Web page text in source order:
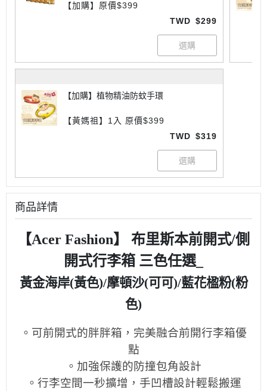
【加購】原價$399
TWD $299
【加購】植物精油防蚊手環
【黃媽祖】1入 原價$399
TWD $319
商品詳情
【Acer Fashion】 布里斯本前開式/側
開式行李箱 三色任選_
黃金海岸(黃色)/摩頓沙(可可)/藍花楹粉(粉
色)
。可前開式的胖胖箱，完美融合前開行李箱優
點
。加強保護的防撞包角設計
。行李空間一秒擴增，手凹槽設計輕鬆搬運